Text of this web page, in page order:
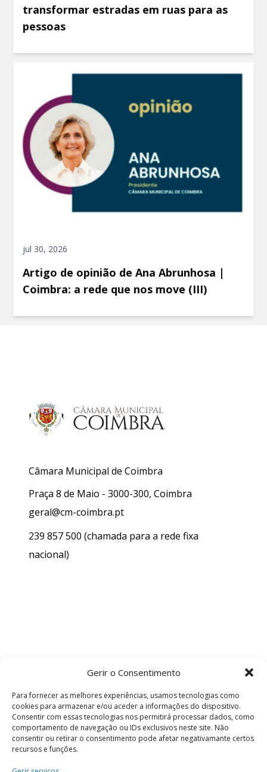
Gerir o Consentimento
Para fornecer as melhores experiências, usamos tecnologias como
cookies para armazenar e/ou aceder a informações do dispositivo.
Consentir com essas tecnologias nos permitirá processar dados, como
comportamento de navegação ou IDs exclusivos neste site. Não
consentir ou retirar o consentimento pode afetar negativamante certos
recursos e funções.
transformar estradas em ruas para as
pessoas
jul 30, 2026
Artigo de opinião de Ana Abrunhosa |
Coimbra: a rede que nos move (III)
Câmara Municipal de Coimbra
Praça 8 de Maio - 3000-300, Coimbra
geral@cm-coimbra.pt
239 857 500 (chamada para a rede fixa
nacional)
Termos e Condições